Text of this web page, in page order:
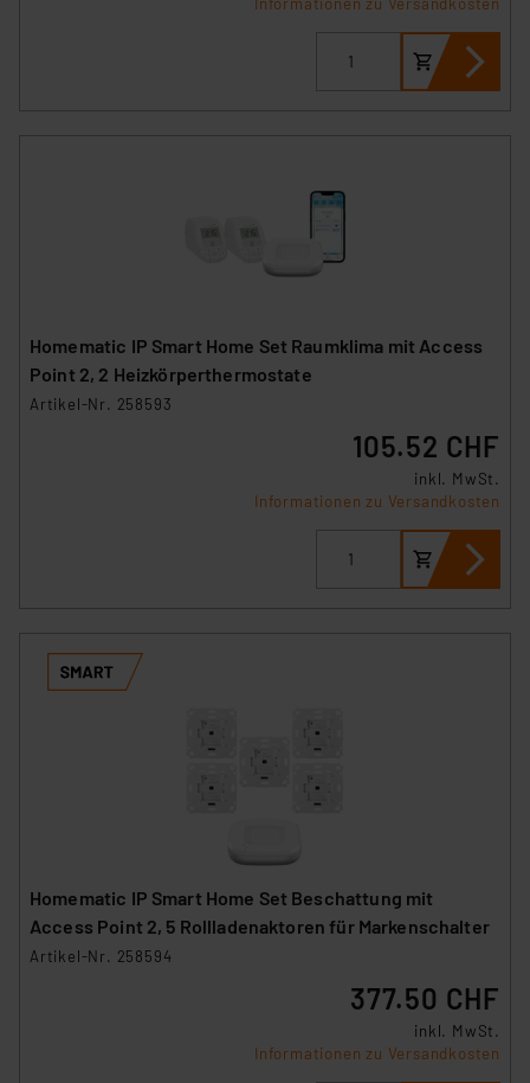
Homematic IP Smart Home Set Raumklima mit Access
Point 2, 2 Heizkörperthermostate
Artikel-Nr. 258593
105.52 CHF
inkl. MwSt.
Informationen zu Versandkosten
Homematic IP Smart Home Set Beschattung mit
Access Point 2, 5 Rollladenaktoren für Markenschalter
Artikel-Nr. 258594
377.50 CHF
inkl. MwSt.
Informationen zu Versandkosten